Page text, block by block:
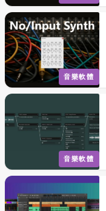
音樂軟體
音樂軟體